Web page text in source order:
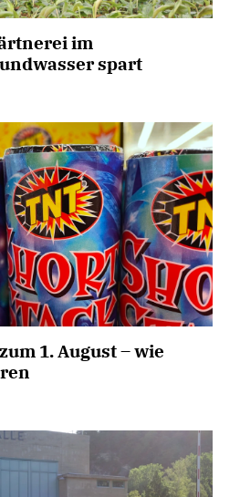
im
spart
1. August – wie